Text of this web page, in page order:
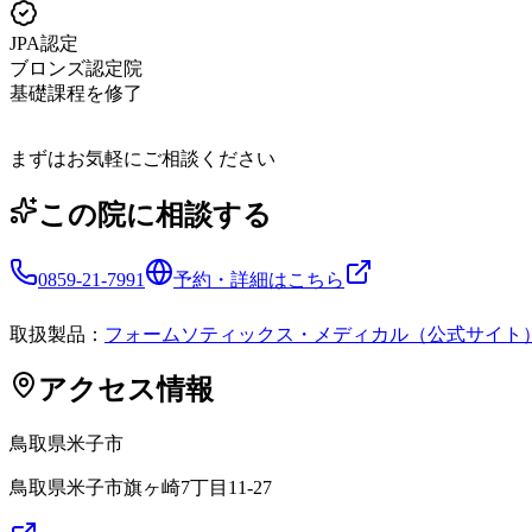
JPA認定
ブロンズ認定院
基礎課程を修了
まずはお気軽にご相談ください
この院に相談する
0859-21-7991 予約・詳細はこちら
取扱製品： フォームソティックス・メディカル（公式サイト
アクセス情報
鳥取県米子市
鳥取県米子市旗ヶ崎7丁目11-27